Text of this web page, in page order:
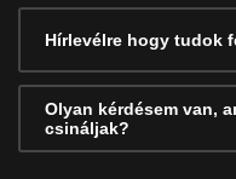
Hírlevélre hogy tudok
Olyan kérdésem van,
csináljak?